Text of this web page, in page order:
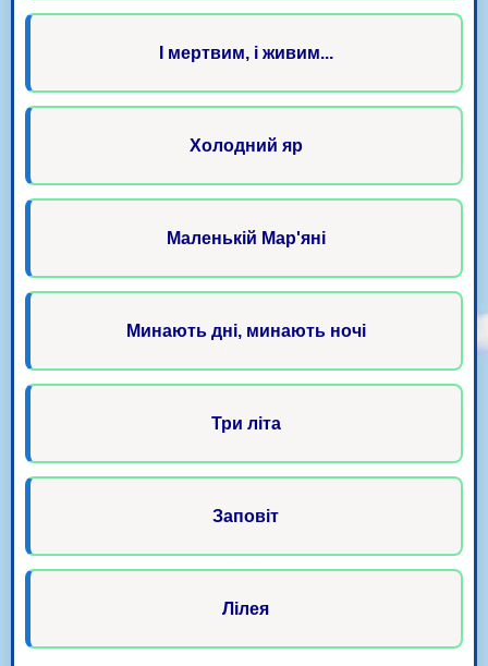
І мертвим, і живим...
Холодний яр
Маленькій Мар'яні
Минають дні, минають ночі
Три літа
Заповіт
Лілея